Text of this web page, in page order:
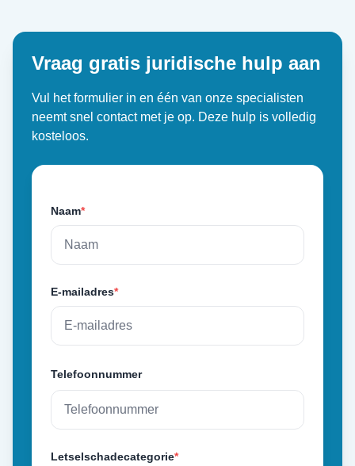
Vraag gratis juridische hulp aan
Vul het formulier in en één van onze specialisten
neemt snel contact met je op. Deze hulp is volledig
kosteloos.
Naam*
E-mailadres*
Telefoonnummer
Letselschadecategorie*